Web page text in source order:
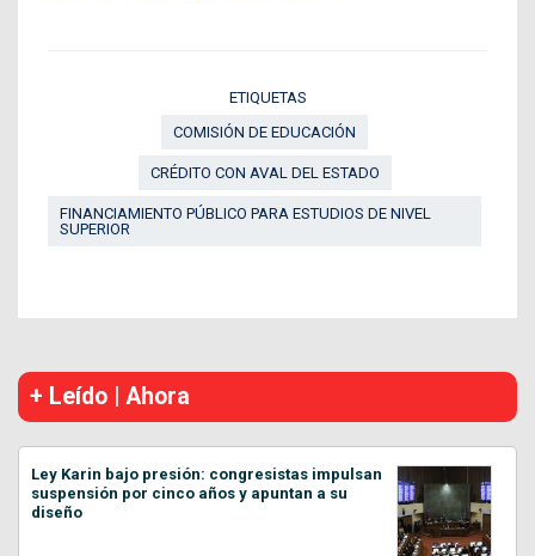
ETIQUETAS
COMISIÓN DE EDUCACIÓN
CRÉDITO CON AVAL DEL ESTADO
FINANCIAMIENTO PÚBLICO PARA ESTUDIOS DE NIVEL
SUPERIOR
+ Leído | Ahora
Ley Karin bajo presión: congresistas impulsan
suspensión por cinco años y apuntan a su
diseño